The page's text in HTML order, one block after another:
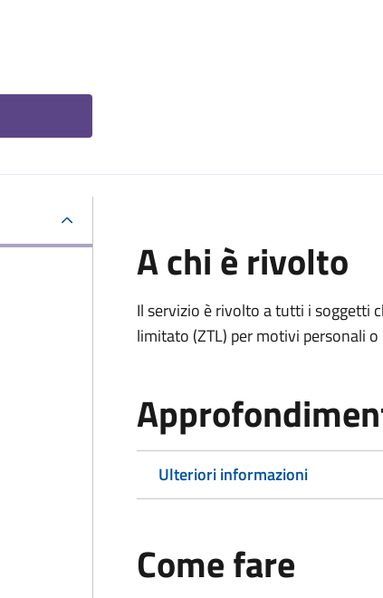
A chi è rivolto
Il servizio è rivolto a tutti i soggetti
limitato (ZTL) per motivi personali
Ulteriori informazioni
Come fare